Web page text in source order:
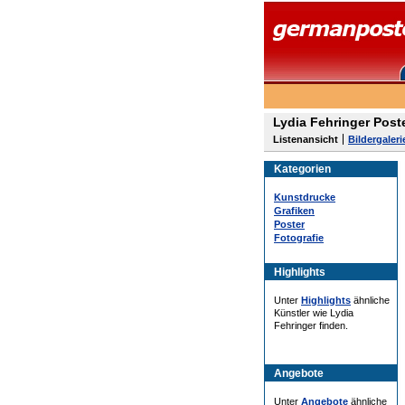
Lydia Fehringer
Listenansicht
Kategorien
Kunstdrucke
Grafiken
Poster
Fotografie
Highlights
Unter Highlights ähnliche
Künstler wie Lydia
Fehringer finden.
Angebote
Unter Angebote ähnliche